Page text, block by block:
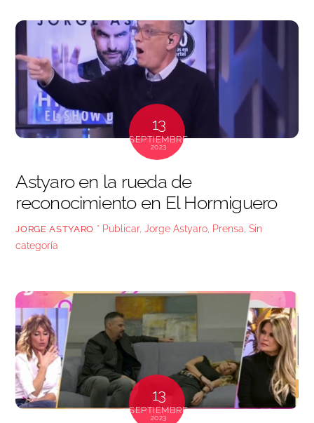
13
SEPTIEMBRE
2023
Astyaro en la rueda de
reconocimiento en El Hormiguero
JORGE ASTYARO * Publicar, Jorge Astyaro, Prensa Sin
categoría
13
SEPTIEMBRE
2023